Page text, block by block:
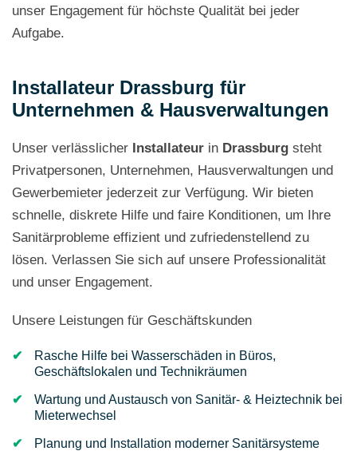
unser Engagement für höchste Qualität bei jeder
Aufgabe.
Installateur Drassburg für
Unternehmen & Hausverwaltungen
Unser verlässlicher Installateur in Drassburg steht
Privatpersonen, Unternehmen, Hausverwaltungen und
Gewerbemieter jederzeit zur Verfügung. Wir bieten
schnelle, diskrete Hilfe und faire Konditionen, um Ihre
Sanitärprobleme effizient und zufriedenstellend zu
lösen. Verlassen Sie sich auf unsere Professionalität
und unser Engagement.
Unsere Leistungen für Geschäftskunden
Rasche Hilfe bei Wasserschäden in Büros,
Geschäftslokalen und Technikräumen
Wartung und Austausch von Sanitär- & Heiztechnik bei
Mieterwechsel
Planung und Installation moderner Sanitärsysteme